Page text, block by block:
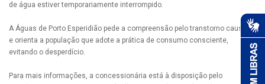
de água estiver temporariamente interrompido.
A Águas de Porto Esperidião pede a compreensão pelo transtorno causado
e orienta a população que adote a prática de consumo consciente,
evitando o desperdício.
Para mais informações, a concessionária está à disposição pelo